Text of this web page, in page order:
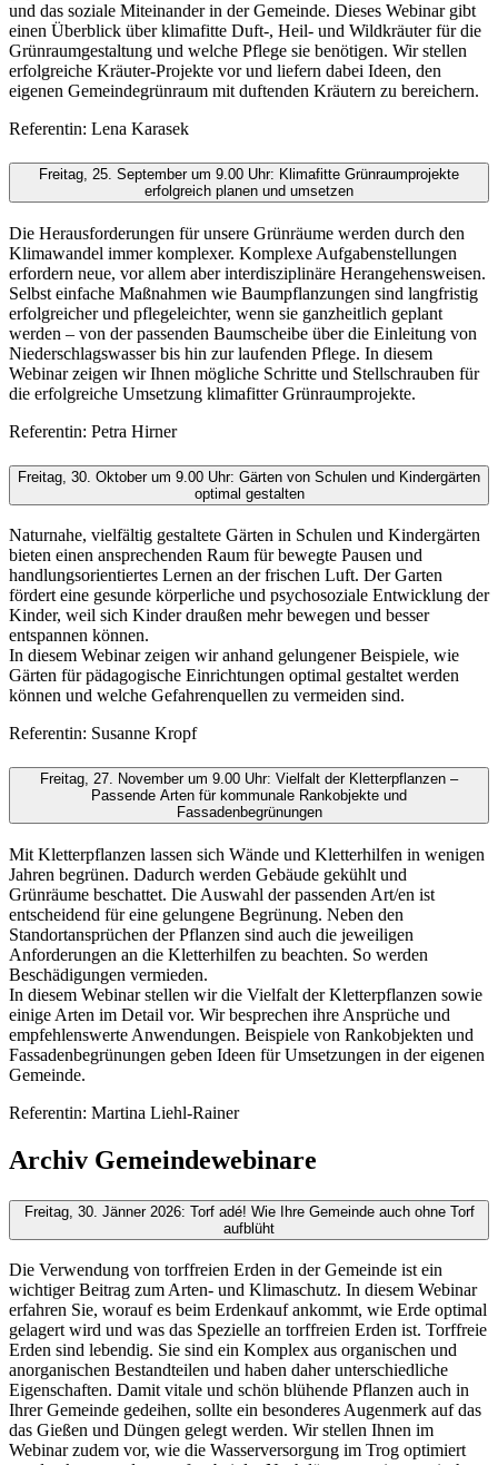
und das soziale Miteinander in der Gemeinde. Dieses Webinar gibt
einen Überblick über klimafitte Duft-, Heil- und Wildkräuter für die
Grünraumgestaltung und welche Pflege sie benötigen. Wir stellen
erfolgreiche Kräuter-Projekte vor und liefern dabei Ideen, den
eigenen Gemeindegrünraum mit duftenden Kräutern zu bereichern.
Referentin: Lena Karasek
Freitag, 25. September um 9.00 Uhr: Klimafitte Grünraumprojekte
erfolgreich planen und umsetzen
Die Herausforderungen für unsere Grünräume werden durch den
Klimawandel immer komplexer. Komplexe Aufgabenstellungen
erfordern neue, vor allem aber interdisziplinäre Herangehensweisen.
Selbst einfache Maßnahmen wie Baumpflanzungen sind langfristig
erfolgreicher und pflegeleichter, wenn sie ganzheitlich geplant
werden – von der passenden Baumscheibe über die Einleitung von
Niederschlagswasser bis hin zur laufenden Pflege. In diesem
Webinar zeigen wir Ihnen mögliche Schritte und Stellschrauben für
die erfolgreiche Umsetzung klimafitter Grünraumprojekte.
Referentin: Petra Hirner
Freitag, 30. Oktober um 9.00 Uhr: Gärten von Schulen und Kindergärten
optimal gestalten
Naturnahe, vielfältig gestaltete Gärten in Schulen und Kindergärten
bieten einen ansprechenden Raum für bewegte Pausen und
handlungsorientiertes Lernen an der frischen Luft. Der Garten
fördert eine gesunde körperliche und psychosoziale Entwicklung der
Kinder, weil sich Kinder draußen mehr bewegen und besser
entspannen können.
In diesem Webinar zeigen wir anhand gelungener Beispiele, wie
Gärten für pädagogische Einrichtungen optimal gestaltet werden
können und welche Gefahrenquellen zu vermeiden sind.
Referentin: Susanne Kropf
Freitag, 27. November um 9.00 Uhr: Vielfalt der Kletterpflanzen –
Passende Arten für kommunale Rankobjekte und
Fassadenbegrünungen
Mit Kletterpflanzen lassen sich Wände und Kletterhilfen in wenigen
Jahren begrünen. Dadurch werden Gebäude gekühlt und
Grünräume beschattet. Die Auswahl der passenden Art/en ist
entscheidend für eine gelungene Begrünung. Neben den
Standortansprüchen der Pflanzen sind auch die jeweiligen
Anforderungen an die Kletterhilfen zu beachten. So werden
Beschädigungen vermieden.
In diesem Webinar stellen wir die Vielfalt der Kletterpflanzen sowie
einige Arten im Detail vor. Wir besprechen ihre Ansprüche und
empfehlenswerte Anwendungen. Beispiele von Rankobjekten und
Fassadenbegrünungen geben Ideen für Umsetzungen in der eigenen
Gemeinde.
Referentin: Martina Liehl-Rainer
Archiv Gemeindewebinare
Freitag, 30. Jänner 2026: Torf adé! Wie Ihre Gemeinde auch ohne Torf
aufblüht
Die Verwendung von torffreien Erden in der Gemeinde ist ein
wichtiger Beitrag zum Arten- und Klimaschutz. In diesem Webinar
erfahren Sie, worauf es beim Erdenkauf ankommt, wie Erde optimal
gelagert wird und was das Spezielle an torffreien Erden ist. Torffreie
Erden sind lebendig. Sie sind ein Komplex aus organischen und
anorganischen Bestandteilen und haben daher unterschiedliche
Eigenschaften. Damit vitale und schön blühende Pflanzen auch in
Ihrer Gemeinde gedeihen, sollte ein besonderes Augenmerk auf das
das Gießen und Düngen gelegt werden. Wir stellen Ihnen im
Webinar zudem vor, wie die Wasserversorgung im Trog optimiert